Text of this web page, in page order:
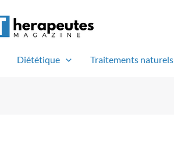
Diététique Traitements naturels